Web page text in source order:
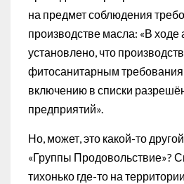
на предмет соблюдения
производстве масла: «В ходе
установлено, что
фитосанитарным
включению в списки
предприятий».
Но, может, это какой-то
«Группы Продовольствие»?
тихонько где-то на